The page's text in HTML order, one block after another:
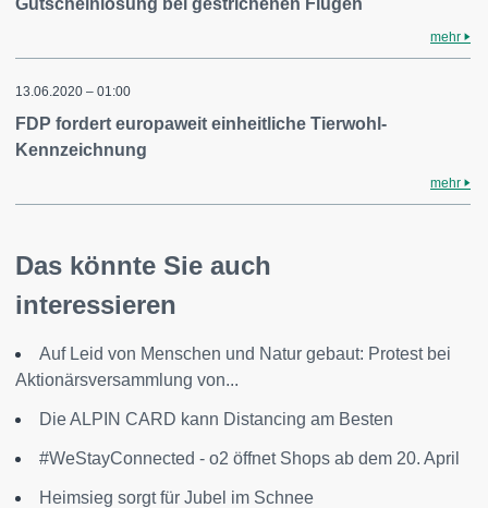
Gutscheinlösung bei gestrichenen Flügen
mehr
13.06.2020 – 01:00
FDP fordert europaweit einheitliche Tierwohl-
Kennzeichnung
mehr
Das könnte Sie auch
interessieren
Auf Leid von Menschen und Natur gebaut: Protest bei
Aktionärsversammlung von...
Die ALPIN CARD kann Distancing am Besten
#WeStayConnected - o2 öffnet Shops ab dem 20. April
Heimsieg sorgt für Jubel im Schnee